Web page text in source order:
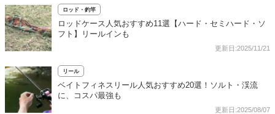
ロッド・釣竿
ロッドケース人気おすすめ11選【ハード・セミハード・ソ
フト】リールインも
更新日:2025/11/21
リール
ベイトフィネスリール人気おすすめ20選！ソルト・渓流
に、コスパ最強も
更新日:2025/08/07